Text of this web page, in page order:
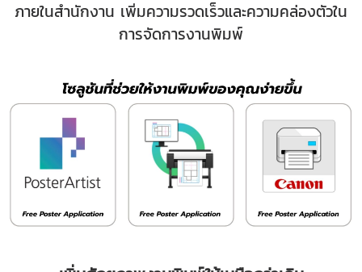
ภายในสำนักงาน เพิ่มความรวดเร็วและความคล่องตัวใน
การจัดการงานพิมพ์